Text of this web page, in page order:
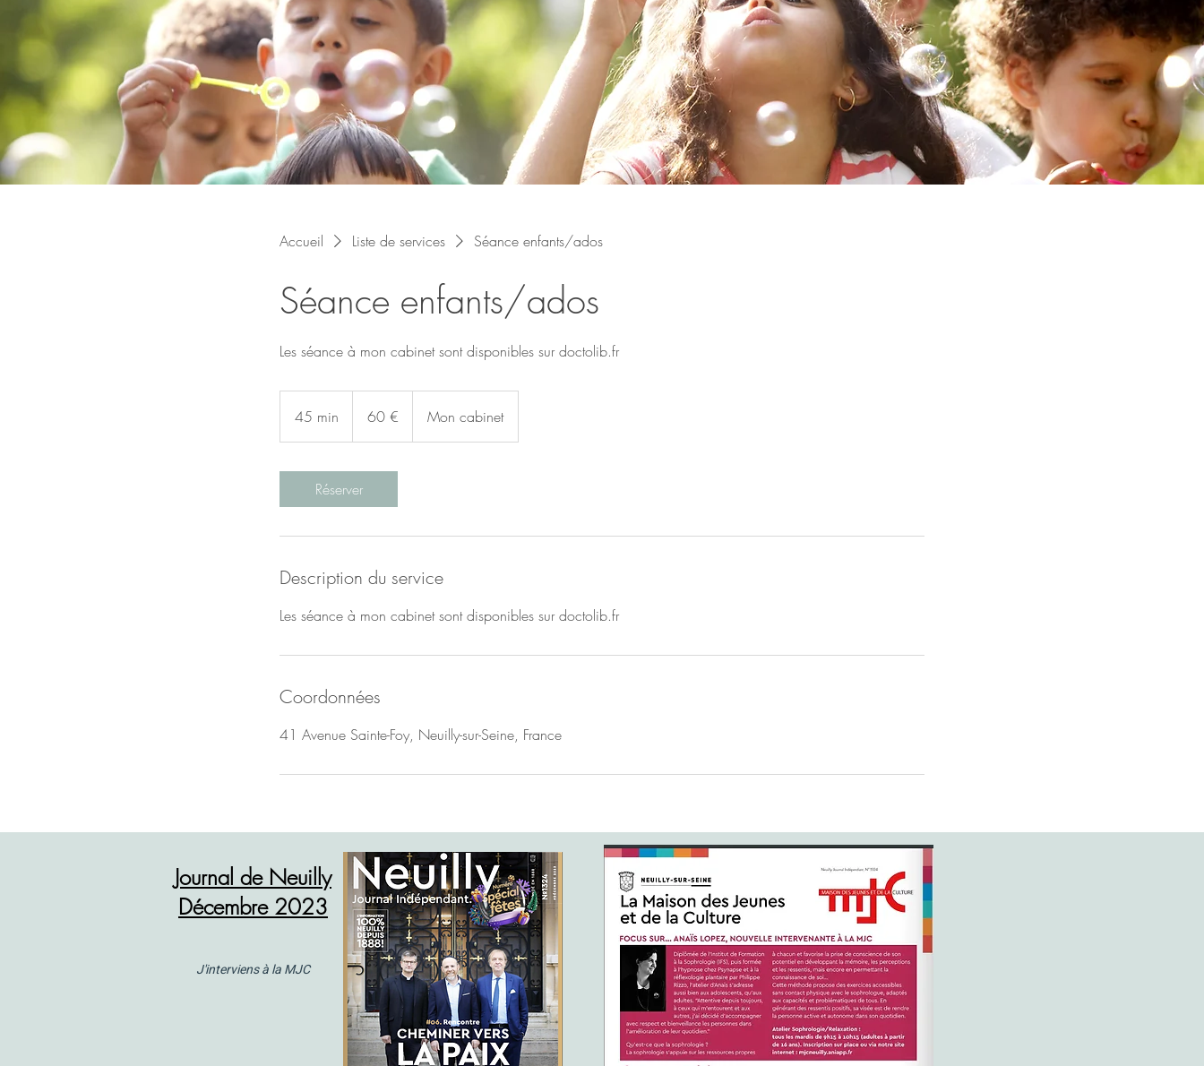
Accueil Liste de services Séance enfants/ados
Séance enfants/ados
Les séance à mon cabinet sont disponibles sur doctolib.fr
45 min
5
n
60 € Mon cabinet
Réserver
Description du service
Les séance à mon cabinet sont disponibles sur doctolib.fr
Coordonnées
41 Avenue Sainte-Foy, Neuilly-sur-Seine, France
Journal de Neuilly
Décembre 2023
J'interviens à la MJC